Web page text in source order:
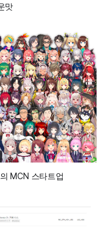
맛
MCN 스타트업